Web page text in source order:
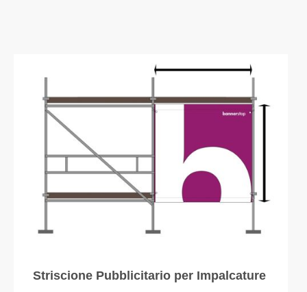
Striscione Pubblicitario per Impalcature